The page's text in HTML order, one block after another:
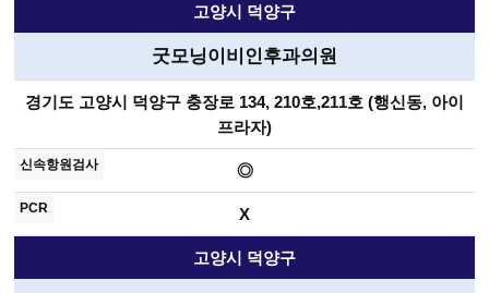
고양시 덕양구
굿모닝이비인후과의원
경기도 고양시 덕양구 충장로 134, 210호,211호 (행신동, 아이
프라자)
◎
X
고양시 덕양구